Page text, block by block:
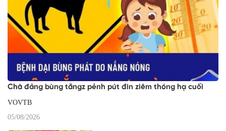
Chà đảng bùng tăngz pẻnh pút đin ziêm thóng hạ cuối
VOVTB
05/08/2026